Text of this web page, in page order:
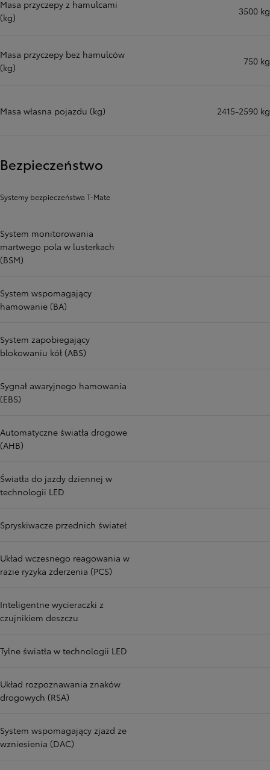
Masa przyczepy z hamulcami
(kg)
3500 kg
Masa przyczepy bez hamulców
(kg)
750 kg
Masa własna pojazdu (kg) 2415-2590 kg
Bezpieczeństwo
Systemy bezpieczeństwa T-Mate
System monitorowania
martwego pola w lusterkach
(BSM)
System wspomagający
hamowanie (BA)
System zapobiegający
blokowaniu kół (ABS)
Sygnał awaryjnego hamowania
(EBS)
Automatyczne światła drogowe
(AHB)
Światła do jazdy dziennej w
technologii LED
Spryskiwacze przednich świateł
Układ wczesnego reagowania w
razie ryzyka zderzenia (PCS)
Inteligentne wycieraczki z
czujnikiem deszczu
Tylne światła w technologii LED
Układ rozpoznawania znaków
drogowych (RSA)
System wspomagający zjazd ze
wzniesienia (DAC)